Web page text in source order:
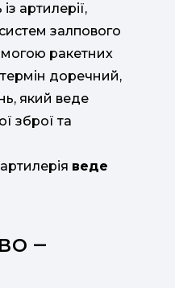
артилерії,
залпового
ракетних
доречний,
який веде
зброї та
веде
–